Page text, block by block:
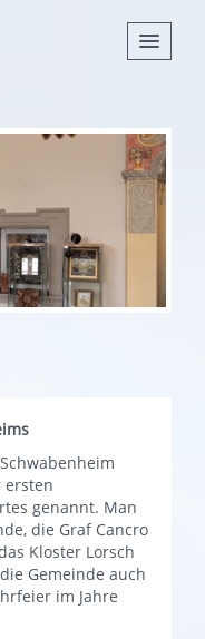
ersten
genannt. Man
die Graf Cancro
Kloster Lorsch
Gemeinde auch
im Jahre